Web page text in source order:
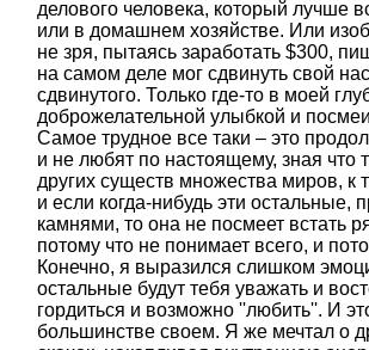
делового человека, который лучше
или в домашнем хозяйстве. Или
не зря, пытаясь заработать $300,
на самом деле мог сдвинуть свой
сдвинутого. Только где-то в моей
доброжелательной улыбкой и
Самое трудное все таки – это
и не любят по настоящему, зная что
других существ множества миров, к
и если когда-нибудь эти остальные,
камнями, то она не посмеет встать
потому что не понимает всего, и
Конечно, я выразился слишком
остальные будут тебя уважать и
гордиться и возможно ''любить''. И
большинстве своем. Я же мечтал о